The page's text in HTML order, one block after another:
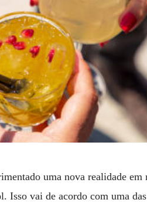
uma nova realidade em
Isso vai de acordo com uma